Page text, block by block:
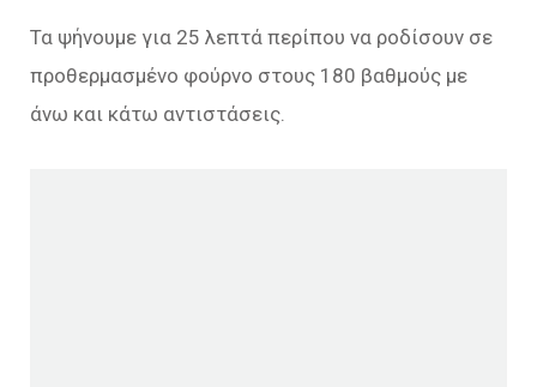
Τα ψήνουμε για 25 λεπτά περίπου να ροδίσουν σε
προθερμασμένο φούρνο στους 180 βαθμούς με
άνω και κάτω αντιστάσεις.